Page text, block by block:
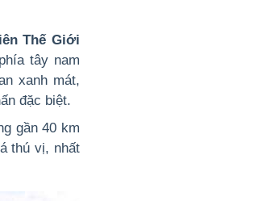
Thế Giới
tây nam
xanh mát,
đặc biệt.
gần 40 km
thú vị, nhất